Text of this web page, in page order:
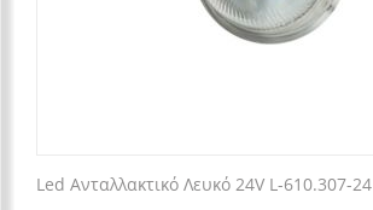
Led Ανταλλακτικό Λευκό 24V L-610.307-24